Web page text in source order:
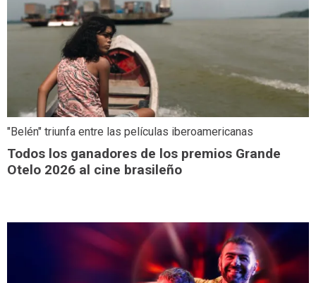
"Belén" triunfa entre las películas iberoamericanas
Todos los ganadores de los premios Grande
Otelo 2026 al cine brasileño